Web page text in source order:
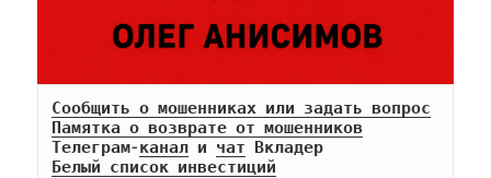
Сообщить о мошенниках или задать вопрос
Памятка о возврате от мошенников
Телеграм-канал и чат
Белый список инвестиций